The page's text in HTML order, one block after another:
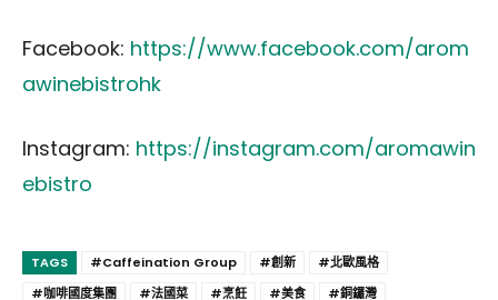
Facebook: https://www.facebook.com/arom
awinebistrohk
Instagram: https://instagram.com/aromawin
ebistro
TAGS #Caffeination Group #創新
#北歐風格
#咖啡國度集團
#法國菜 #烹飪 #美食 #銅鑼灣